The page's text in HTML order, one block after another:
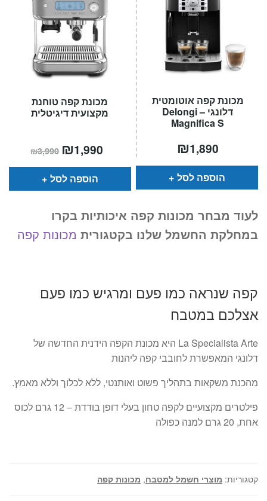
מכונת קפה טוחנת
מקצועית דיגיטלית
₪3,990 המחיר
המקורי
היה:
₪3,990.
₪1,990
הוא:
הוספה לסל
מכונת קפה אוטומטית
דלונגי – Delongi
Magnifica S
₪1,890
הוספה לסל
לעוד מבחר מכונות קפה איכותיות בקרו
במחלקת החשמל שלנו בקטגורית מכונות קפה
קפה שנראה כמו פעם ומרגיש כמו פעם
אצלכם במטבח
La Specialista Arte היא מכונת הקפה הידנית החדשה של
דלונגי המאפשרת לחובבי קפה ליהנות
מהכנת משקאות בתהליך פשוט ואותנטי, ללא לכלוך וללא מאמץ.
פילטרים מקצועיים לקפה טחון בעלי דופן בודדת – 12 גרם לכוס
אחת, 20 גרם למנה כפולה
קטגוריות: מוצרי חשמל למטבח, מכונות קפה